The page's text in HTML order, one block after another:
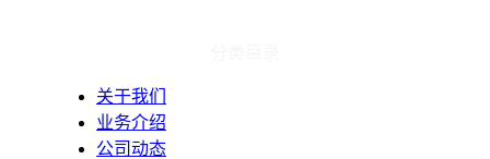
关于我们
业务介绍
公司动态